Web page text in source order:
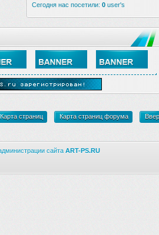
Сегодня нас посетили: 0 user's
Карта страниц Карта страниц форума
сайта ART-PS.RU